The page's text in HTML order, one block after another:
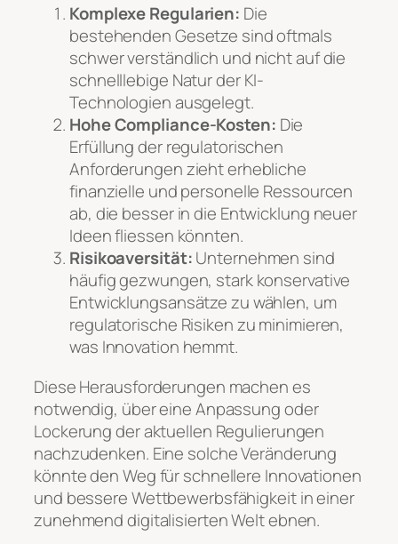
Komplexe Regularien: Die
bestehenden Gesetze sind oftmals
schwer verständlich und nicht auf die
schnelllebige Natur der KI-
Technologien ausgelegt.
Hohe Compliance-Kosten: Die
Erfüllung der regulatorischen
Anforderungen zieht erhebliche
finanzielle und personelle Ressourcen
ab, die besser in die Entwicklung neuer
Ideen fliessen könnten.
Risikoaversität:Unternehmen sind
häufig gezwungen, stark konservative
Entwicklungsansätze zu wählen, um
regulatorische Risiken zu minimieren,
was Innovation hemmt.
Diese Herausforderungen machen es
notwendig, über eine Anpassung oder
Lockerung der aktuellen Regulierungen
nachzudenken. Eine solche Veränderung
könnte den Weg für schnellere Innovationen
und bessere Wettbewerbsfähigkeit in einer
zunehmend digitalisierten Welt ebnen.